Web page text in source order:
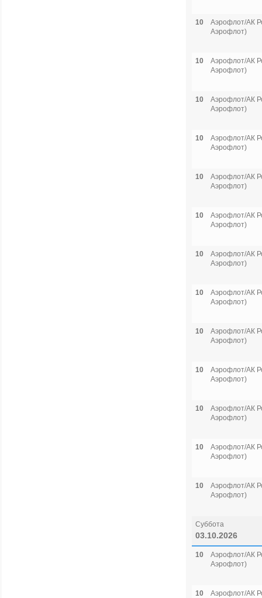
10
Аэрофлот/АК
Аэрофлот)
10
Аэрофлот/АК
Аэрофлот)
10
Аэрофлот/АК
Аэрофлот)
10
Аэрофлот/АК
Аэрофлот)
10
Аэрофлот/АК
Аэрофлот)
10
Аэрофлот/АК
Аэрофлот)
10
Аэрофлот/АК
Аэрофлот)
10
Аэрофлот/АК
Аэрофлот)
10
Аэрофлот/АК
Аэрофлот)
10
Аэрофлот/АК
Аэрофлот)
10
Аэрофлот/АК
Аэрофлот)
10
Аэрофлот/АК
Аэрофлот)
10
Аэрофлот/АК
Аэрофлот)
Суббота
03.10.2026
10
Аэрофлот/АК
Аэрофлот)
10
Аэрофлот/АК